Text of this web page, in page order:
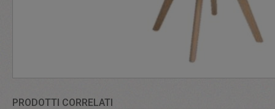
PRODOTTI CORRELATI